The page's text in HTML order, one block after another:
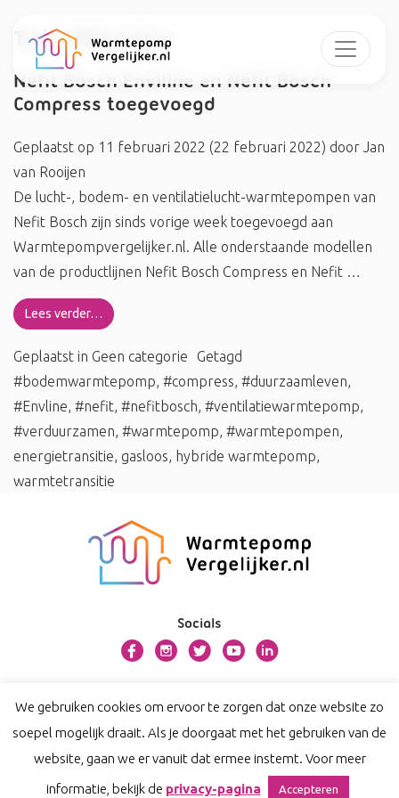
Tag:#Envline
Nefit Bosch Enviline en Nefit Bosch
Compress toegevoegd
Geplaatst op 11 februari 2022 (22 februari 2022) door Jan
van Rooijen
De lucht-, bodem- en ventilatielucht-warmtepompen van
Nefit Bosch zijn sinds vorige week toegevoegd aan
Warmtepompvergelijker.nl. Alle onderstaande modellen
van de productlijnen Nefit Bosch Compress en Nefit …
Lees verder…
Geplaatst in Geen categorie
Getagd
#bodemwarmtepomp, #compress, #duurzaamleven,
#Envline, #nefit, #nefitbosch, #ventilatiewarmtepomp,
#verduurzamen, #warmtepomp, #warmtepompen,
energietransitie, gasloos, hybride warmtepomp,
warmtetransitie
Socials
Contact
Privacy
Disclaimer
We gebruiken cookies om ervoor te zorgen dat onze website zo
soepel mogelijk draait. Als je doorgaat met het gebruiken van de
website, gaan we er vanuit dat ermee instemt. Voor meer
informatie, bekijk de privacy-pagina Accepteren